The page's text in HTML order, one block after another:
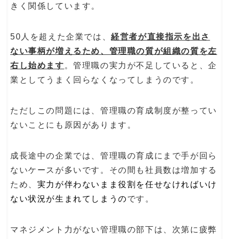
きく関係しています。
50人を超えた企業では、経営者が直接指示を出さ
ない事柄が増えるため、管理職の質が組織の質を左
右し始めます 。管理職の実力が不足していると、企
業としてうまく回らなくなってしまうのです。
ただしこの問題には、管理職の育成制度が整ってい
ないことにも原因があります。
成長途中の企業では、管理職の育成にまで手が回ら
ないケースが多いです。その間も社員数は増加する
ため、 実力が伴わないまま役割を任せなければいけ
ない状況が生まれてしまうのです。
マネジメント力がない管理職の部下は、次第に疲弊